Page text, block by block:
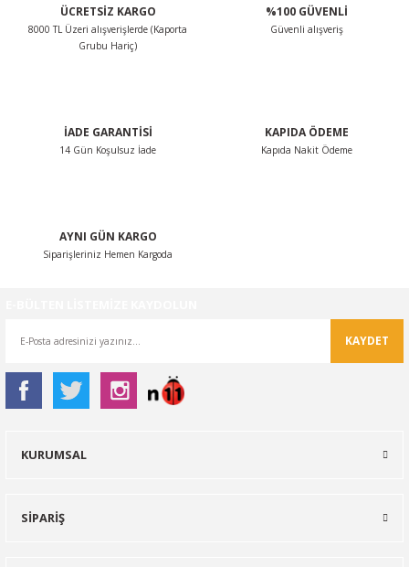
Ürün resmi kalitesiz, bozuk veya görüntülenemiyor.
Bu ürüne benzer farklı alternatifler olmalı.
ÜCRETSİZ KARGO
8000 TL Üzeri alışverişlerde (Kaporta
Grubu Hariç)
%100 GÜVENLİ
Güvenli alışveriş
İADE GARANTİSİ
14 Gün Koşulsuz İade
KAPIDA ÖDEME
Kapıda Nakit Ödeme
AYNI GÜN KARGO
Siparişleriniz Hemen Kargoda
KAYDET
KURUMSAL
SİPARİŞ